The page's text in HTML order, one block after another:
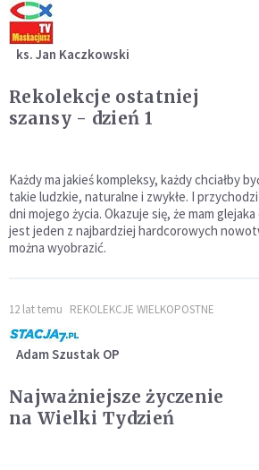
ks. Jan Kaczkowski
Rekolekcje ostatniej
szansy - dzień 1
Każdy ma jakieś kompleksy, każdy chciałby
takie ludzkie, naturalne i zwykłe. I
dni mojego życia. Okazuje się, że mam
jest jeden z najbardziej hardcorowych
można wyobrazić.
12 lat temu REKOLEKCJE WIELKOPOSTNE
Adam Szustak OP
Najważniejsze życzenie
na Wielki Tydzień